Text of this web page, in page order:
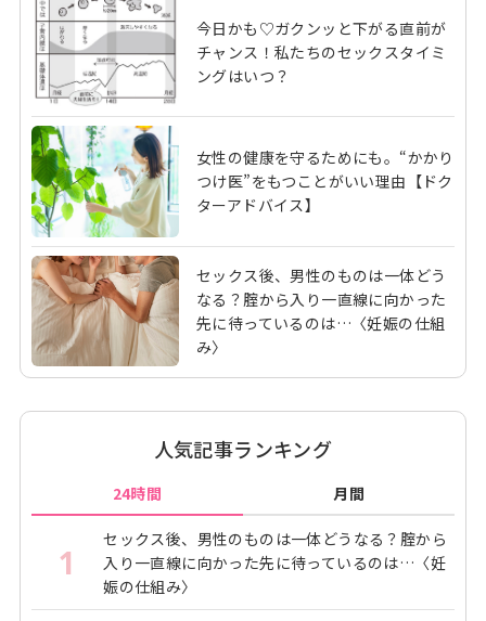
今日かも♡ガクンッと下がる直前が
チャンス！私たちのセックスタイミ
ングはいつ？
女性の健康を守るためにも。“かかり
つけ医”をもつことがいい理由【ドク
ターアドバイス】
セックス後、男性のものは一体どう
なる？腟から入り一直線に向かった
先に待っているのは…〈妊娠の仕組
み〉
人気記事ランキング
24時間 月間
1
セックス後、男性のものは一体どうなる？腟から
入り一直線に向かった先に待っているのは…〈妊
娠の仕組み〉